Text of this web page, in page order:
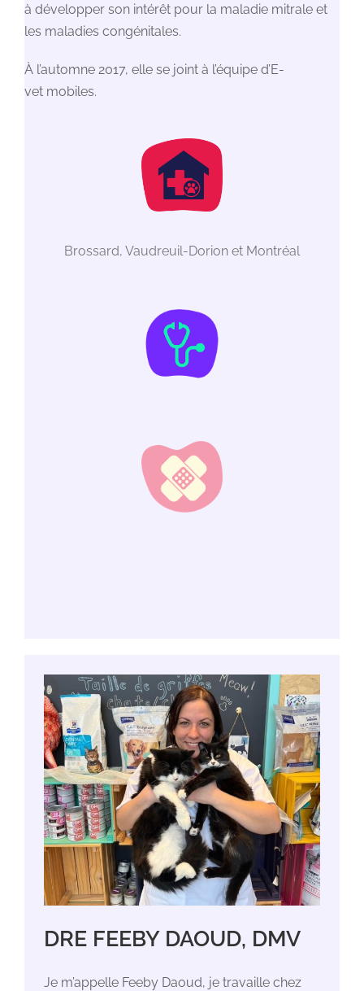
à développer son intérêt pour la maladie mitrale et
les maladies congénitales.
À l’automne 2017, elle se joint à l’équipe d’E-
vet mobiles.
Brossard, Vaudreuil-Dorion et Montréal
DRE FEEBY DAOUD, DMV
Je m’appelle Feeby Daoud, je travaille chez